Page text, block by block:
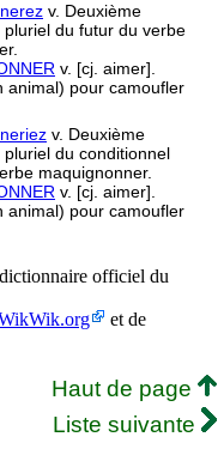
v. Deuxième
pluriel du futur du verbe
v. [cj. aimer].
animal) pour camoufler
v. Deuxième
du conditionnel
maquignonner.
v. [cj. aimer].
animal) pour camoufler
officiel du
et de
Haut de page
Liste suivante